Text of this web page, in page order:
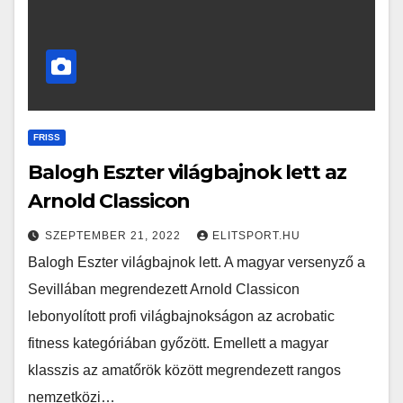
FRISS
Balogh Eszter világbajnok lett az
Arnold Classicon
SZEPTEMBER 21, 2022 ELITSPORT.HU
Balogh Eszter világbajnok lett. A magyar versenyző a
Sevillában megrendezett Arnold Classicon
lebonyolított profi világbajnokságon az acrobatic
fitness kategóriában győzött. Emellett a magyar
klasszis az amatőrök között megrendezett rangos
nemzetközi…